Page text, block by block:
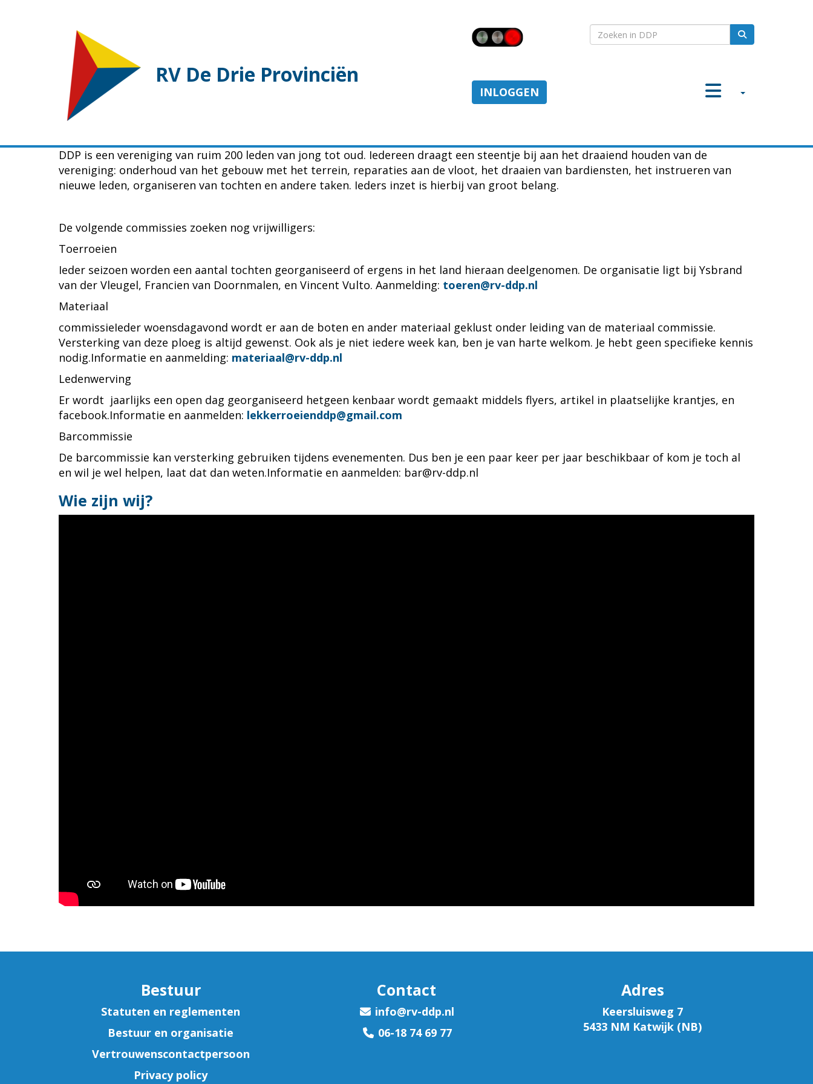
RV De Drie Provinciën
INLOGGEN
DDP is een vereniging van ruim 200 leden van jong tot oud. Iedereen draagt een steentje bij aan het draaiend houden van de
vereniging: onderhoud van het gebouw met het terrein, reparaties aan de vloot, het draaien van bardiensten, het instrueren van
nieuwe leden, organiseren van tochten en andere taken. Ieders inzet is hierbij van groot belang.
De volgende commissies zoeken nog vrijwilligers:
Toerroeien
Ieder seizoen worden een aantal tochten georganiseerd of ergens in het land hieraan deelgenomen. De organisatie ligt bij Ysbrand
van der Vleugel, Francien van Doornmalen, en Vincent Vulto. Aanmelding: nereot@rv-ddp.nl
Materiaal
commissieIeder woensdagavond wordt er aan de boten en ander materiaal geklust onder leiding van de materiaal commissie.
Versterking van deze ploeg is altijd gewenst. Ook als je niet iedere week kan, ben je van harte welkom. Je hebt geen specifieke kennis
nodig.Informatie en aanmelding: laairetam@rv-ddp.nl
Ledenwerving
Er wordt jaarlijks een open dag georganiseerd hetgeen kenbaar wordt gemaakt middels flyers, artikel in plaatselijke krantjes, en
facebook.Informatie en aanmelden: pddneieorrekkel@gmail.com
Barcommissie
De barcommissie kan versterking gebruiken tijdens evenementen. Dus ben je een paar keer per jaar beschikbaar of kom je toch al
en wil je wel helpen, laat dat dan weten.Informatie en aanmelden: rab@rv-ddp.nl
Wie zijn wij?
Bestuur
Statuten en reglementen
Bestuur en organisatie
Vertrouwenscontactpersoon
Privacy policy
Contact
ofni@rv-ddp.nl
06-18 74 69 77
Adres
Keersluisweg 7
5433 NM Katwijk (NB)